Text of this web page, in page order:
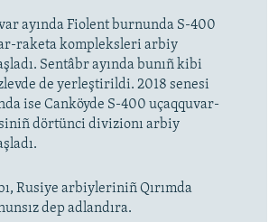
ayında Fiolent burnunda S-400
raketa kompleksleri arbiy
Sentâbr ayında bunıñ kibi
de yerleştirildi. 2018 senesi
ise Canköyde S-400 uçaqquvar-
dörtünci divizionı arbiy
Rusiye arbiyleriniñ Qırımda
dep adlandıra.